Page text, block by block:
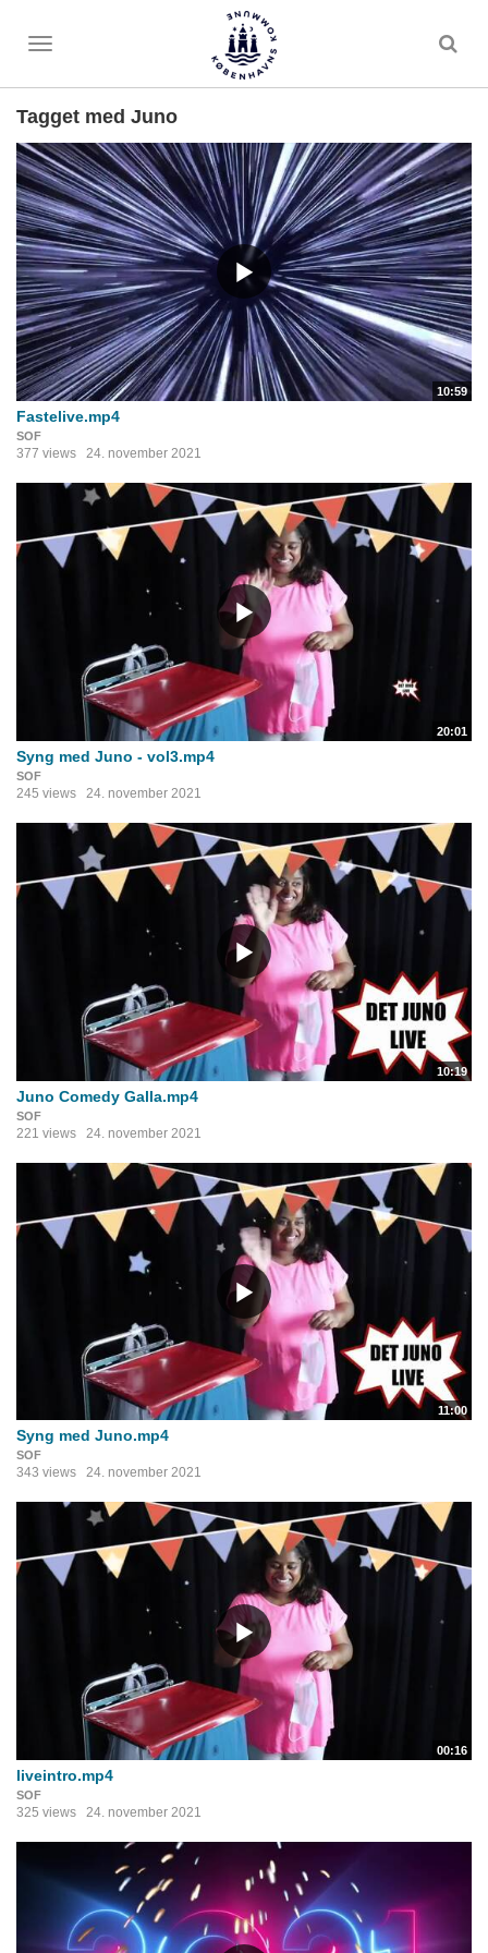
Toggle
Tagget med Juno
10:59
Fastelive.mp4
SOF
377 views 24. november 2021
20:01
Syng med Juno - vol3.mp4
SOF
245 views 24. november 2021
10:19
Juno Comedy Galla.mp4
SOF
221 views 24. november 2021
11:00
Syng med Juno.mp4
SOF
343 views 24. november 2021
00:16
liveintro.mp4
SOF
325 views 24. november 2021